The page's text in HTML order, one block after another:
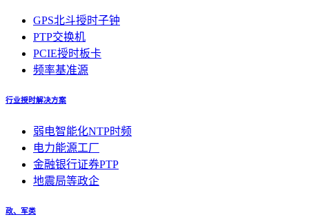
GPS北斗授时子钟
PTP交换机
PCIE授时板卡
频率基准源
行业授时解决方案
弱电智能化NTP时频
电力能源工厂
金融银行证券PTP
地震局等政企
政、军类